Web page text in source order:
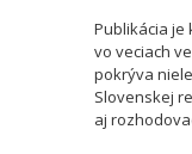
Publikácia
vo veciach
pokrýva
Slovenskej
aj